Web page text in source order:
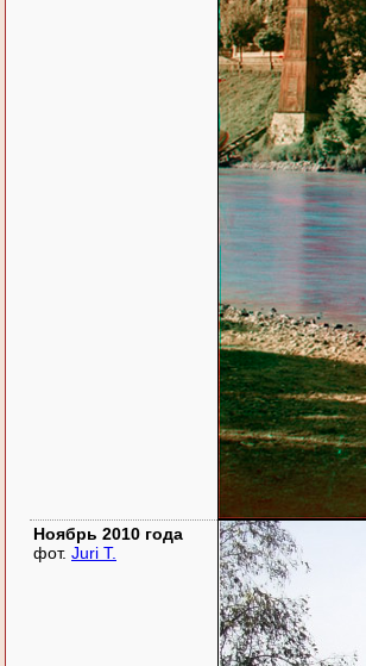
Ноябрь 2010 года
фот. Juri T.